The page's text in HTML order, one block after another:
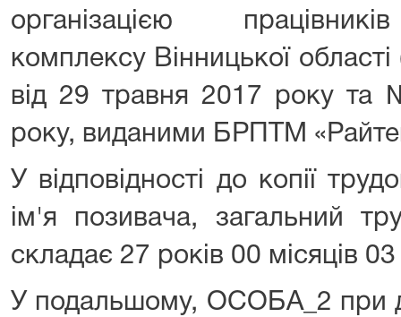
організацією
комплексу Вінницької
від 29 травня 2017 року та
року, виданими БРПТМ
У відповідності до копії
ім'я позивача, загальний
складає 27 років 00 місяців
У подальшому, ОСОБА_2 при